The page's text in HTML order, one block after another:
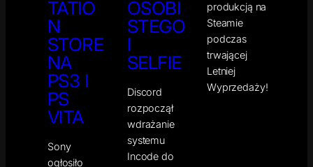
TATIO
N
STORE
NA
PS3 I
PS
VITA
Sony
ogłosiło
OSOBI
STEGO
I
SELFIE
Discord
rozpoczął
wdrażanie
systemu
Incode do
produkcją na
Steamie
podczas
trwającej
Letniej
Wyprzedaży!